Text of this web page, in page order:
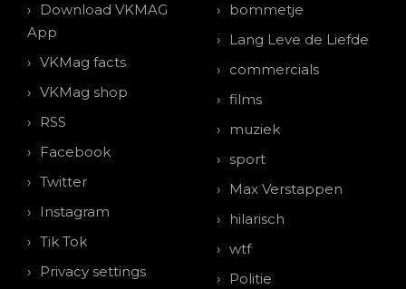
Download VKMAG
App
VKMag facts
VKMag shop
RSS
Facebook
Twitter
Instagram
Tik Tok
Privacy settings
bommetje
Lang Leve de Liefde
commercials
films
muziek
sport
Max Verstappen
hilarisch
wtf
Politie